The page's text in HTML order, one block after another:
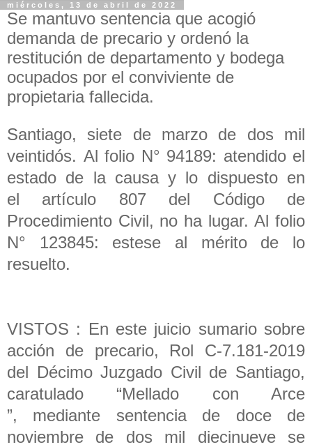
miércoles, 13 de abril de 2022
Se mantuvo sentencia que acogió
demanda de precario y ordenó la
restitución de departamento y bodega
ocupados por el conviviente de
propietaria fallecida.
Santiago, siete de marzo de dos mil
veintidós. Al folio N° 94189: atendido el
estado de la causa y lo dispuesto en
el artículo 807 del Código de
Procedimiento Civil, no ha lugar. Al folio
N° 123845: estese al mérito de lo
resuelto.
VISTOS : En este juicio sumario sobre
acción de precario, Rol C-7.181-2019
del Décimo Juzgado Civil de Santiago,
caratulado “Mellado con Arce
”, mediante sentencia de doce de
noviembre de dos mil diecinueve se